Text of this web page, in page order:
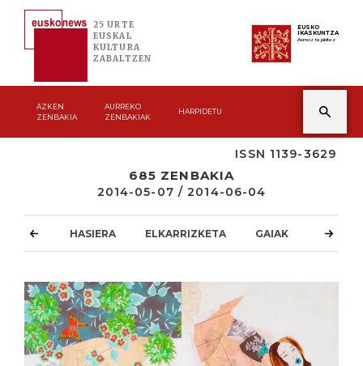
25 URTE
EUSKAL
KULTURA
ZABALTZEN
EUSKO
IKASKUNTZA
Asmoz ta jakitez
AZKEN
ZENBAKIA
AURREKO
ZENBAKIAK
HARPIDETU
ISSN 1139-3629
685 ZENBAKIA
2014-05-07 / 2014-06-04
HASIERA ELKARRIZKETA GAIAK